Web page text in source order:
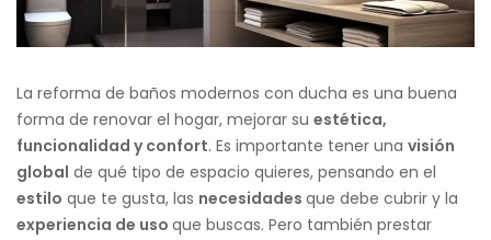
La reforma de baños modernos con ducha es una buena
forma de renovar el hogar, mejorar su estética,
funcionalidad y confort. Es importante tener una visión
global de qué tipo de espacio quieres, pensando en el
estilo que te gusta, las necesidades que debe cubrir y la
experiencia de uso que buscas. Pero también prestar